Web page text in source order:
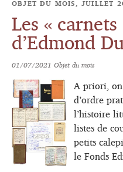
OBJET DU MOIS, JUILLET
Les «
d’Edmond
01/07/2021 Objet du mois
A priori, on
d’ordre
l’histoire
listes de
petits
le Fonds